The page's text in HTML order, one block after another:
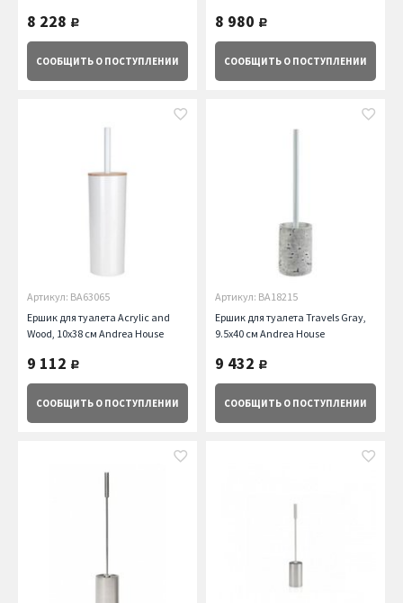
8 228 руб.
СООБЩИТЬ О ПОСТУПЛЕНИИ
8 980 руб.
СООБЩИТЬ О ПОСТУПЛЕНИИ
Артикул: BA63065
Ершик для туалета Acrylic and
Wood, 10х38 см Andrea House
9 112 руб.
СООБЩИТЬ О ПОСТУПЛЕНИИ
Артикул: BA18215
Ершик для туалета Travels Gray,
9.5х40 см Andrea House
9 432 руб.
СООБЩИТЬ О ПОСТУПЛЕНИИ